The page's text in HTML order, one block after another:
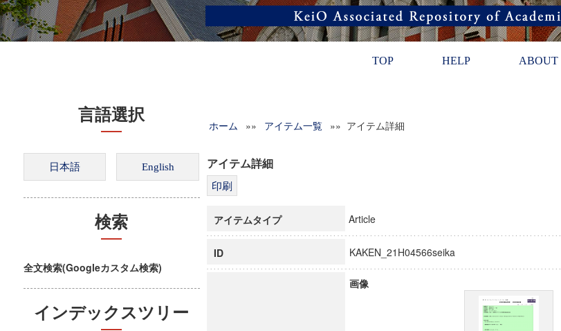
TOP HELP ABOUT
言語選択
検索
全文検索(Googleカスタム検索)
インデックスツリー
ホーム »» アイテム一覧 »» アイテム詳細
アイテム詳細
アイテムタイプ Article
ID KAKEN_21H04566seika
画像